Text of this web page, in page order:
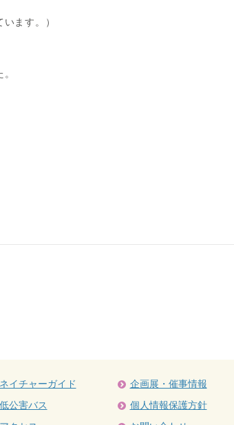
ます。）
ネイチャーガイド
低公害バス
企画展・催事情報
個人情報保護方針